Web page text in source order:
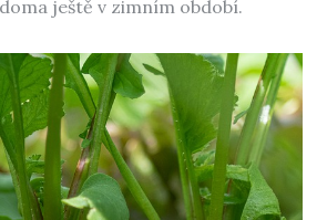
ještě v zimním období.